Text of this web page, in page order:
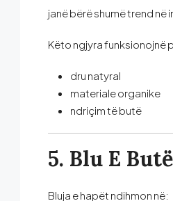
janë bërë shumë trend në
Këto ngjyra funksionojnë
dru natyral
materiale organike
ndriçim të butë
5. Blu E
Bluja e hapët ndihmon në: